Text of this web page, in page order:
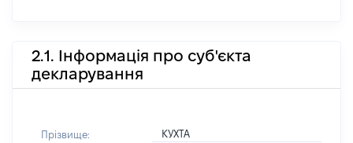
2.1. Інформація про суб'єкта
декларування
Прізвище: КУХТА